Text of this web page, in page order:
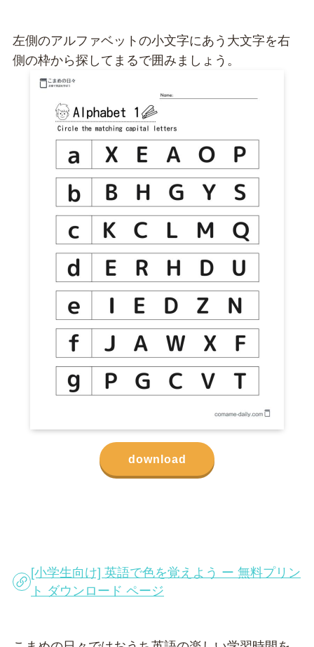
左側のアルファベットの小文字にあう大文字を右
側の枠から探してまるで囲みましょう。
download
[小学生向け] 英語で色を覚えよう ー 無料プリン
ト ダウンロード ページ